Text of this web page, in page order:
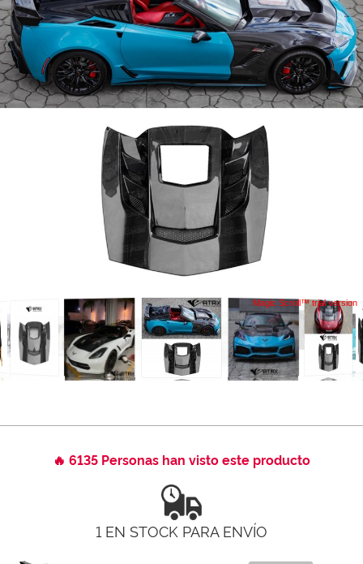
Magic Scroll™ trial version
🔥 6135 Personas han visto este producto
1 EN STOCK PARA ENVÍO